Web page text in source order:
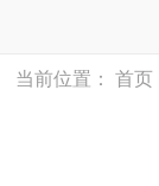
当前位置： 首页